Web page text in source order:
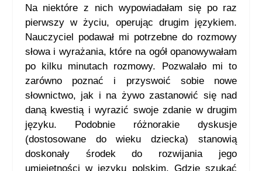
Na niektóre z nich wypowiadałam się po raz
pierwszy w życiu, operując drugim językiem.
Nauczyciel podawał mi potrzebne do rozmowy
słowa i wyrażania, które na ogół opanowywałam
po kilku minutach rozmowy. Pozwalało mi to
zarówno poznać i przyswoić sobie nowe
słownictwo, jak i na żywo zastanowić się nad
daną kwestią i wyrazić swoje zdanie w drugim
języku. Podobnie różnorakie dyskusje
(dostosowane do wieku dziecka) stanowią
doskonały środek do rozwijania jego
umiejętności w języku polskim. Gdzie szukać